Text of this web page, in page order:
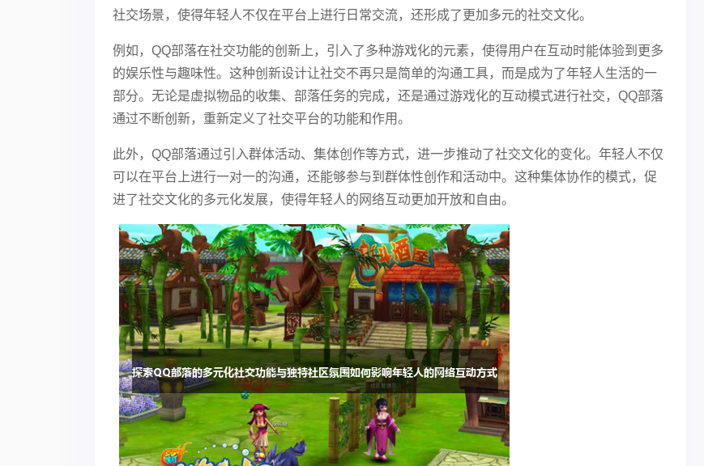
社交场景，使得年轻人不仅在平台上进行日常交流，还形成了更加多元的社交文化。
例如，QQ部落在社交功能的创新上，引入了多种游戏化的元素，使得用户在互动时能体验到更多
的娱乐性与趣味性。这种创新设计让社交不再只是简单的沟通工具，而是成为了年轻人生活的一
部分。无论是虚拟物品的收集、部落任务的完成，还是通过游戏化的互动模式进行社交，QQ部落
通过不断创新，重新定义了社交平台的功能和作用。
此外，QQ部落通过引入群体活动、集体创作等方式，进一步推动了社交文化的变化。年轻人不仅
可以在平台上进行一对一的沟通，还能够参与到群体性创作和活动中。这种集体协作的模式，促
进了社交文化的多元化发展，使得年轻人的网络互动更加开放和自由。